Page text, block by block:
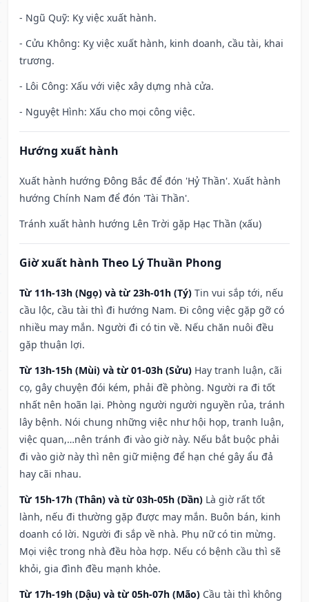
- Ngũ Quỹ: Kỵ việc xuất hành.
- Cửu Không: Kỵ việc xuất hành, kinh doanh, cầu tài, khai
trương.
- Lôi Công: Xấu với việc xây dựng nhà cửa.
- Nguyệt Hình: Xấu cho mọi công việc.
Hướng xuất hành
Xuất hành hướng Đông Bắc để đón 'Hỷ Thần'. Xuất hành
hướng Chính Nam để đón 'Tài Thần'.
Tránh xuất hành hướng Lên Trời gặp Hạc Thần (xấu)
Giờ xuất hành Theo Lý Thuần Phong
Từ 11h-13h (Ngọ) và từ 23h-01h (Tý) Tin vui sắp tới, nếu
cầu lộc, cầu tài thì đi hướng Nam. Đi công việc gặp gỡ có
nhiều may mắn. Người đi có tin về. Nếu chăn nuôi đều
gặp thuận lợi.
Từ 13h-15h (Mùi) và từ 01-03h (Sửu) Hay tranh luận, cãi
cọ, gây chuyện đói kém, phải đề phòng. Người ra đi tốt
nhất nên hoãn lại. Phòng người người nguyền rủa, tránh
lây bệnh. Nói chung những việc như hội họp, tranh luận,
việc quan,…nên tránh đi vào giờ này. Nếu bắt buộc phải
đi vào giờ này thì nên giữ miệng để hạn ché gây ẩu đả
hay cãi nhau.
Từ 15h-17h (Thân) và từ 03h-05h (Dần) Là giờ rất tốt
lành, nếu đi thường gặp được may mắn. Buôn bán, kinh
doanh có lời. Người đi sắp về nhà. Phụ nữ có tin mừng.
Mọi việc trong nhà đều hòa hợp. Nếu có bệnh cầu thì sẽ
khỏi, gia đình đều mạnh khỏe.
Từ 17h-19h (Dậu) và từ 05h-07h (Mão) Cầu tài thì không